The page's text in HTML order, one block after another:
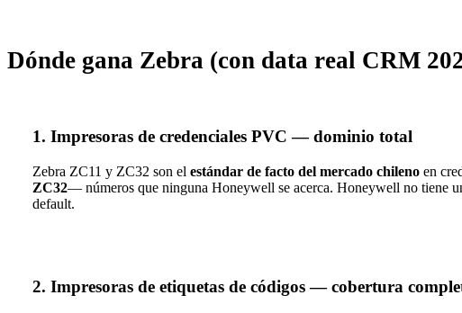
Dónde gana Zebra (con data real CRM
1. Impresoras de credenciales PVC — dominio total
Zebra ZC11 y ZC32 son el estándar de facto del mercado chileno en
ZC32— números que ninguna Honeywell se acerca. Honeywell no tiene
default.
2. Impresoras de etiquetas de códigos — cobertura